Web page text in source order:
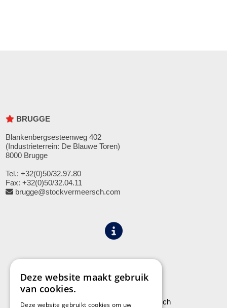
BRUGGE
Blankenbergsesteenweg 402
(Industrieterrein: De Blauwe Toren)
8000 Brugge
Tel.: +32(0)50/32.97.80
Fax: +32(0)50/32.04.11
brugge@stockvermeersch.com
Leveringen aan Stock Vermeersch
Deze website maakt gebruik
van cookies.
Deze website gebruikt cookies om uw